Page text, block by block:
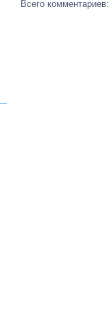
Всего комментариев: